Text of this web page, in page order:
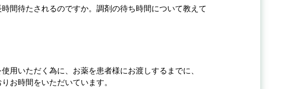
間待たされるのですか。調剤の待ち時間について教えて
用いただく為に、お薬を患者様にお渡しするまでに、
お時間をいただいています。